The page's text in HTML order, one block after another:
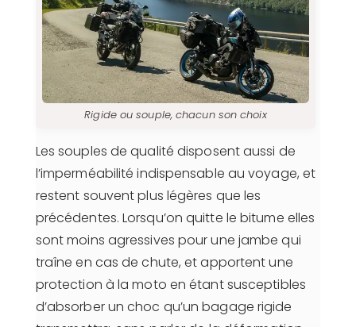
Rigide ou souple, chacun son choix
Les souples de qualité disposent aussi de
l’imperméabilité indispensable au voyage, et
restent souvent plus légères que les
précédentes. Lorsqu’on quitte le bitume elles
sont moins agressives pour une jambe qui
traîne en cas de chute, et apportent une
protection à la moto en étant susceptibles
d’absorber un choc qu’un bagage rigide